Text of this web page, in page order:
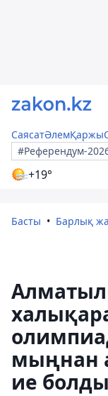
СаясатӘлемҚаржы
#Референдум-
+19°
Басты Барлық
мыңнан
ие болды